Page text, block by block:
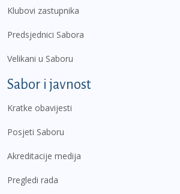
Klubovi zastupnika
Predsjednici Sabora
Velikani u Saboru
Sabor i javnost
Kratke obavijesti
Posjeti Saboru
Akreditacije medija
Pregledi rada